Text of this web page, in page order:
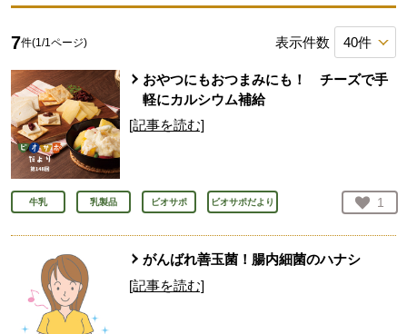
7件(1 /1 ページ) 表示件数
おやつにもおつまみにも！ チーズで手
軽にカルシウム補給
[記事を読む]
牛乳 乳製品 ビオサポ ビオサポだより お気
1
人
がんばれ善玉菌！腸内細菌のハナシ
[記事を読む]